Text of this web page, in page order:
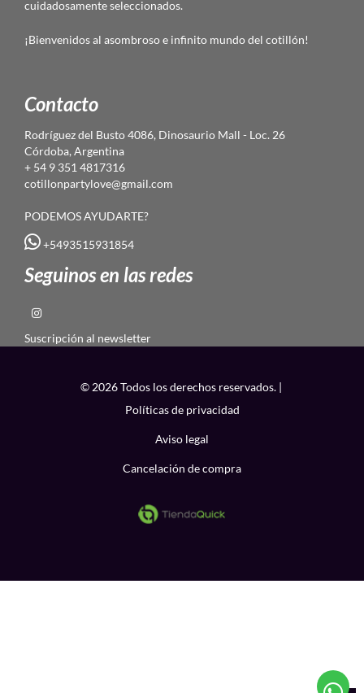
cuidadosamente seleccionados.
¡Bienvenidos al asombroso e infinito mundo del cotillón!
Contacto
Rodríguez del Busto 4086, Dinosaurio Mall - Loc. 26
Córdoba, Argentina
+ 54 9 351 4817316
cotillonpartylove@gmail.com
PODEMOS AYUDARTE?
+5493515931854
Seguinos en las redes
Suscripción al newsletter
© 2026 Todos los derechos reservados. |
Políticas de privacidad
Aviso legal
Cancelación de compra